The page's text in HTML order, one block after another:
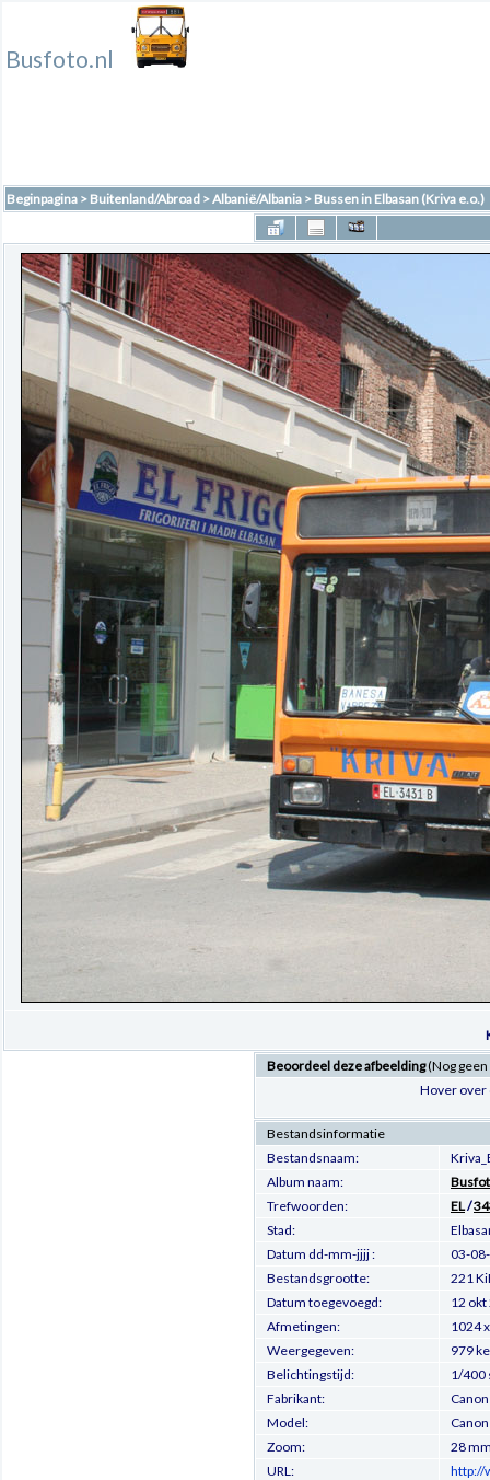
Busfoto.nl
Beginpagina > Buitenland/Abroad >Albanië/Albania > Bussen in Elbasan (Kriva e.o.)
Beoordeel deze afbeelding(Nog
Hover over
Bestandsinformatie
Bestandsnaam:
Album naam:
Trefwoorden:
EL/
Stad:
Datum dd-mm-jjjj :
03-
Bestandsgrootte:
221
Datum toegevoegd:
12
Afmetingen:
1024
Weergegeven:
979
Belichtingstijd:
1/400
Fabrikant:
Canon
Model:
Canon
Zoom:
28
URL:
http://